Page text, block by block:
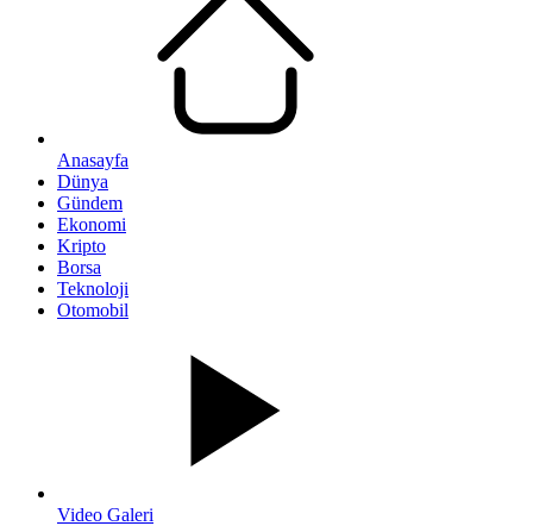
Anasayfa
Dünya
Gündem
Ekonomi
Kripto
Borsa
Teknoloji
Otomobil
Video Galeri